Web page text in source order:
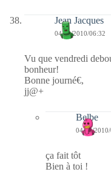
Jean Jacques
04/03/2010/06:32
Vu que vendredi
bonheur!
Bonne journé€,
jj@+
Belbe
04/03/
ça fait tôt
Bien à toi !